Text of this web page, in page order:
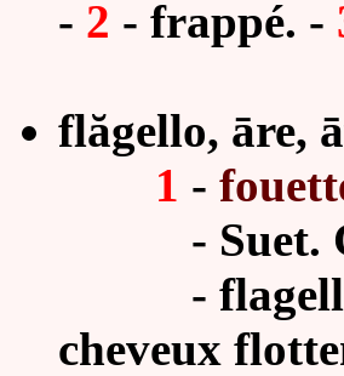
- 2 - frappé. -
flăgello, āre,
1 -
- Suet.
-
cheveux